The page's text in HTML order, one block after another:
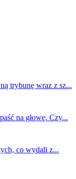
trybunę wraz z sz...
na głowę. Czy...
co wydali z...